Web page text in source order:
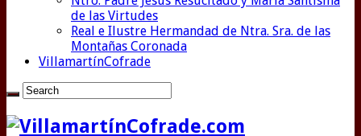
de las Virtudes
Real e Ilustre Hermandad de Ntra. Sra. de las
Montañas Coronada
VillamartínCofrade